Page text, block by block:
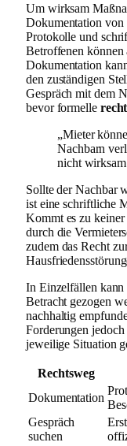
Um wirksam
Dokumentation von
Protokolle und
Betroffenen
Dokumentation
den zuständigen
Gespräch mit dem
bevor formelle
„Mieter
Nachbarn
nicht
Sollte der Nachbar
ist eine schriftliche
Kommt es zu
durch die
zudem das Recht
In Einzelfällen
Betracht gezogen
nachhaltig
Forderungen
jeweilige Situation
Rechtsweg
Dokumentation
Gespräch
suchen